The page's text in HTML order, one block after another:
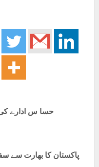
حسا س ادارے کی
پاکستان کا بھارت سے